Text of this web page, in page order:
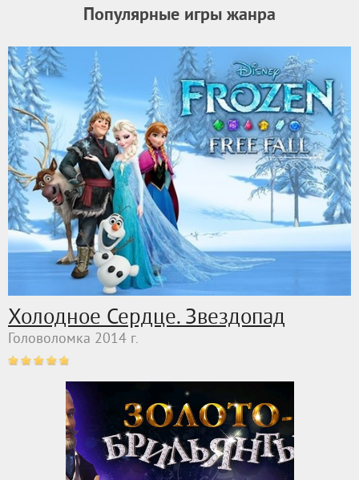
Популярные игры жанра
Холодное Сердце. Звездопад
Головоломка 2014 г.